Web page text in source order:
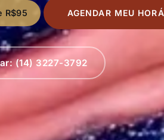
R$95 AGENDAR MEU
(14) 3227-3792